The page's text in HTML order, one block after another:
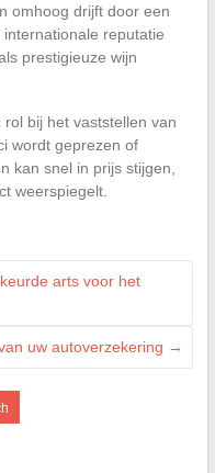
omhoog drijft door een
reputatie
prestigieuze wijn
bij het vaststellen van
wordt geprezen of
kan snel in prijs stijgen,
weerspiegelt.
arts voor het
uw autoverzekering →